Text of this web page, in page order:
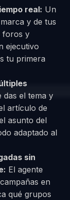
real: Un
y de tus
foros y
ejecutivo
tu primera
das el tema y
artículo de
asunto del
adaptado al
sin
El agente
en
qué grupos